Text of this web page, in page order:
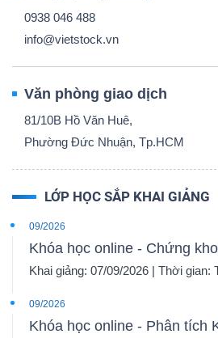
0938 046 488
info@vietstock.vn
Văn phòng giao dịch
81/10B Hồ Văn Huê,
Phường Đức Nhuận, Tp.HCM
LỚP HỌC SẮP KHAI GIẢNG
09/2026
Khóa học online - Chứng
Khai giảng: 07/09/2026 | Thời gian:
09/2026
Khóa học online - Phân tích